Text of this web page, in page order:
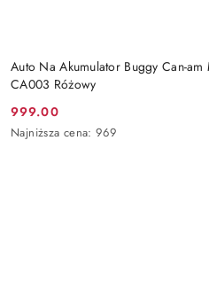
Auto Na Akumulator Buggy Can-
CA003 Różowy
Cena
promocyjna:
999.00
Najniższa
Najniższa cena: 969